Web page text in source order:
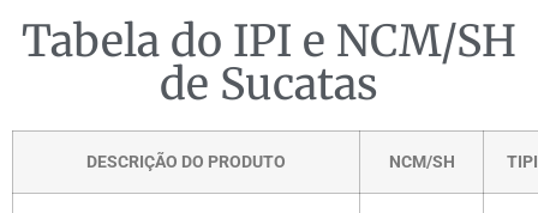
Tabela do IPI e NCM/SH
de Sucatas
DESCRIÇÃO DO PRODUTO NCM/SH TIPI